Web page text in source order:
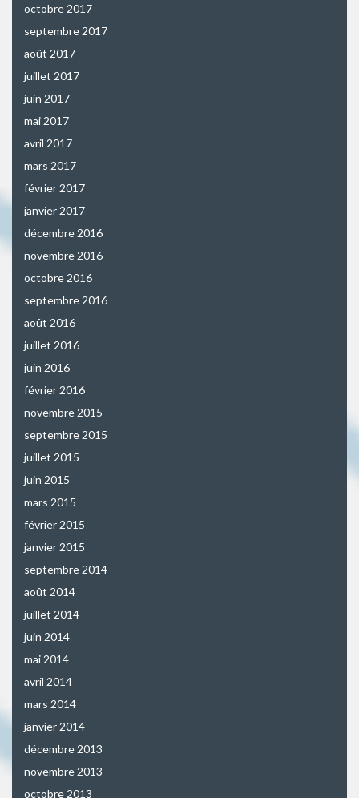
octobre 2017
septembre 2017
août 2017
juillet 2017
juin 2017
mai 2017
avril 2017
mars 2017
février 2017
janvier 2017
décembre 2016
novembre 2016
octobre 2016
septembre 2016
août 2016
juillet 2016
juin 2016
février 2016
novembre 2015
septembre 2015
juillet 2015
juin 2015
mars 2015
février 2015
janvier 2015
septembre 2014
août 2014
juillet 2014
juin 2014
mai 2014
avril 2014
mars 2014
janvier 2014
décembre 2013
novembre 2013
octobre 2013